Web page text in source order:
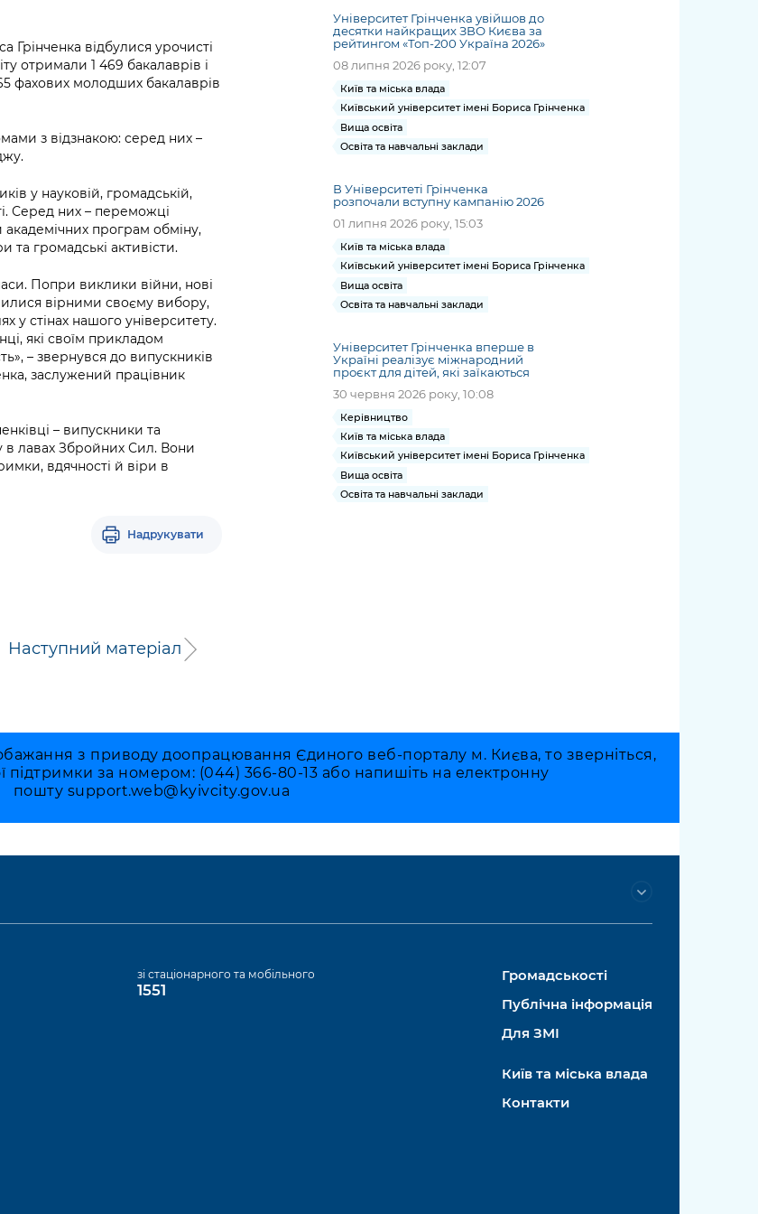
Грінченка відбулися урочисті
отримали 1 469 бакалаврів і
фахових молодших бакалаврів
з відзнакою: серед них –
у науковій, громадській,
Серед них – переможці
академічних програм обміну,
та громадські активісти.
Попри виклики війни, нові
вірними своєму вибору,
у стінах нашого університету.
які своїм прикладом
– звернувся до випускників
заслужений працівник
– випускники та
в лавах Збройних Сил. Вони
вдячності й віри в
Надрукувати
Наступний матеріал
Університет Грінченка увійшов до
десятки найкращих ЗВО Києва за
рейтингом «Топ-200 Україна 2026»
08 липня 2026 року, 12:07
Київ та міська влада
Київський університет імені Бориса Грінченка
Вища освіта
Освіта та навчальні заклади
В Університеті Грінченка
розпочали вступну кампанію 2026
01 липня 2026 року, 15:03
Київ та міська влада
Київський університет імені Бориса Грінченка
Вища освіта
Освіта та навчальні заклади
Університет Грінченка вперше в
Україні реалізує міжнародний
проєкт для дітей, які заїкаються
30 червня 2026 року, 10:08
Керівництво
Київ та міська влада
Київський університет імені Бориса Грінченка
Вища освіта
Освіта та навчальні заклади
з приводу доопрацювання Єдиного веб-порталу м. Києва, то зверніться,
підтримки за номером: (044) 366-80-13 або напишіть на електронну
пошту support.web@kyivcity.gov.ua
зі стаціонарного та мобільного
1551
Громадськості
Публічна інформація
Для ЗМІ
Київ та міська влада
Контакти